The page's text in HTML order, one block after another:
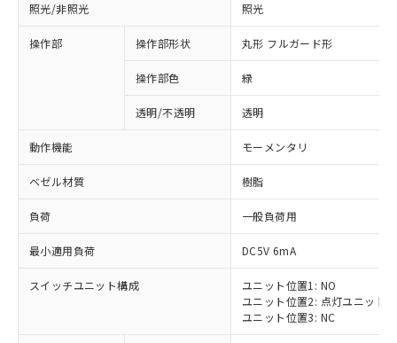
照光/非照光 照光
操作部 操作部形状 丸形 フルガード形
操作部色 緑
透明/不透明 透明
動作機能 モーメンタリ
ベゼル材質 樹脂
負荷 一般負荷用
最小適用負荷 DC5V 6mA
スイッチユニット構成
ユニット位置1: NO
ユニット位置2: 点灯ユニット
ユニット位置3: NC